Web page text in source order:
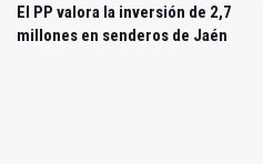
El PP valora la inversión de 2,7
millones en senderos de Jaén